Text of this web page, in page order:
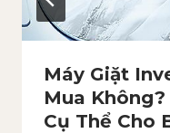
Máy Giặt
Mua Không?
Cụ Thể Cho